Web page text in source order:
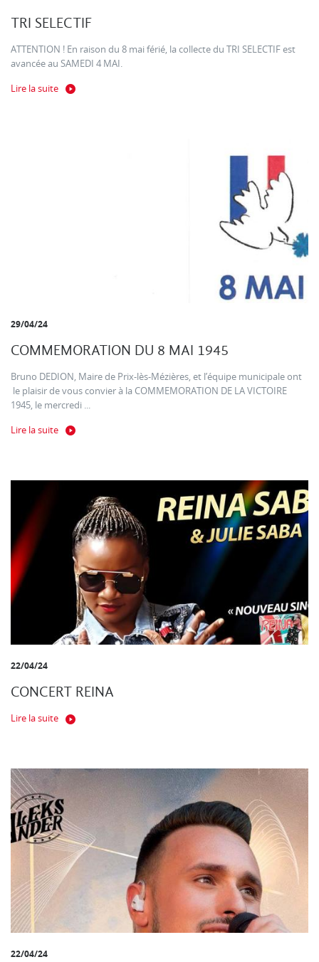
TRI SELECTIF
ATTENTION ! En raison du 8 mai férié, la collecte du TRI SELECTIF est
avancée au SAMEDI 4 MAI.
Lire la suite
29/04/24
COMMEMORATION DU 8 MAI 1945
Bruno DEDION, Maire de Prix-lès-Mézières, et l’équipe municipale ont
le plaisir de vous convier à la COMMEMORATION DE LA VICTOIRE
1945, le mercredi ...
Lire la suite
22/04/24
CONCERT REINA
Lire la suite
22/04/24